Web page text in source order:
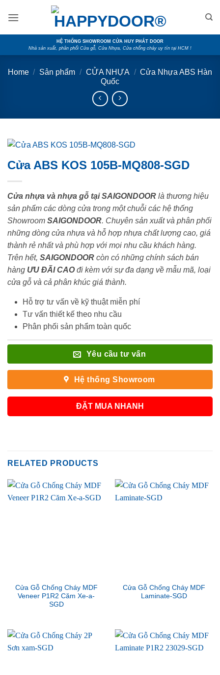
HỆ THỐNG SHOWROOM CỬA HUY PHÁT DOOR
Nhà sản xuất, phân phối Cửa gỗ, Cửa Nhựa, Cửa chống cháy uy tín tại HCM !
Home / Sản phẩm / CỬA NHỰA / Cửa Nhựa ABS Hàn
Quốc
Cửa ABS KOS 105B-MQ808-SGD
Cửa nhựa và nhựa gỗ tại SAIGONDOOR là thương hiệu
sản phẩm các dòng cửa trong một chuỗi các hệ thống
Showroom SAIGONDOOR. Chuyên sản xuất và phân phối
những dòng cửa nhựa và hỗ hợp nhựa chất lượng cao, giá
thành rẻ nhất và phù hợp với mọi nhu cầu khách hàng.
Trên hết, SAIGONDOOR còn có những chính sách bán
hàng ƯU ĐÃI CAOđi kèm với sự đa dạng về mẫu mã, loại
cửa gỗ và cả phân khúc giá thành.
Hỗ trợ tư vấn về kỹ thuật miễn phí
Tư vấn thiết kế theo nhu cầu
Phân phối sản phẩm toàn quốc
Yêu cầu tư vấn
Hệ thống Showroom
ĐẶT MUA NHANH
RELATED PRODUCTS
Cửa Gỗ Chống Cháy MDF
Veneer P1R2 Căm Xe-a-
SGD
Cửa Gỗ Chống Cháy MDF
Laminate-SGD